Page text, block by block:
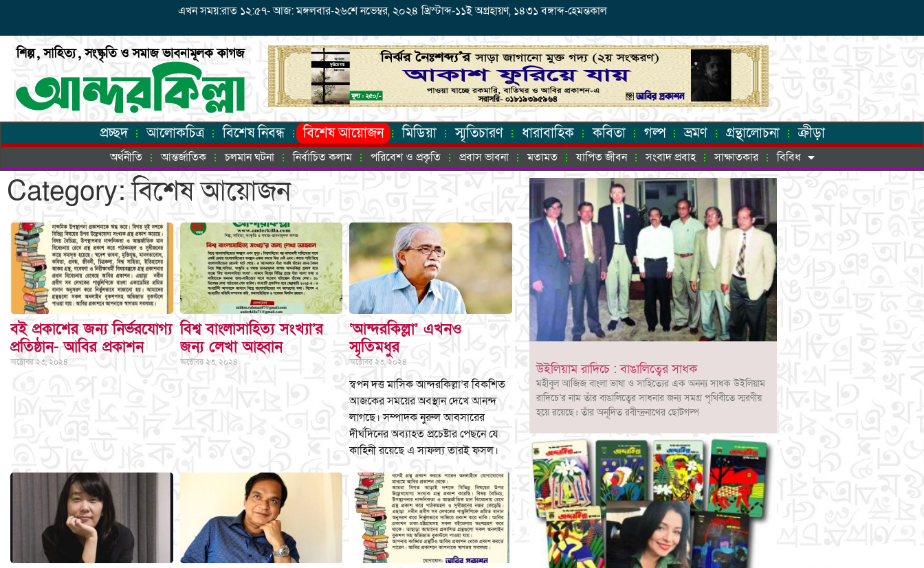
এখন সময়:রাত ১২:৫৭- আজ: মঙ্গলবার-২৬শে নভেম্বর, ২০২৪ খ্রিস্টাব্দ-১১ই অগ্রহায়ণ, ১৪৩১ বঙ্গাব্দ-হেমন্তকাল
প্রচ্ছদ আলোকচিত্র বিশেষ নিবন্ধ বিশেষ আয়োজন মিডিয়া স্মৃতিচারণ ধারাবাহিক কবিতা গল্প ভ্রমণ গ্রন্থালোচনা ক্রীড়া
অর্থনীতি আন্তর্জাতিক চলমান ঘটনা নির্বাচিত কলাম পরিবেশ ও প্রকৃতি প্রবাস ভাবনা মতামত যাপিত জীবন সংবাদ প্রবাহ সাক্ষাতকার বিবিধ
Category: বিশেষ আয়োজন
বই প্রকাশের জন্য নির্ভরযোগ্য
প্রতিষ্ঠান- আবির প্রকাশন
অক্টোবর ২৩, ২০২৪
বিশ্ব বাংলাসাহিত্য সংখ্যা’র
জন্য লেখা আহ্বান
অক্টোবর ২৩, ২০২৪
‘আন্দরকিল্লা’ এখনও
স্মৃতিমধুর
অক্টোবর ২৩, ২০২৪
স্বপন দত্ত মাসিক আন্দরকিল্লা’র বিকশিত
আজকের সময়ের অবস্থান দেখে আনন্দ
লাগছে। সম্পাদক নুরুল আবসারের
দীর্ঘদিনের অব্যাহত প্রচেষ্টার পেছনে যে
কাহিনী রয়েছে এ সাফল্য তারই ফসল।
উইলিয়াম রাদিচে : বাঙালিত্বের সাধক
মহীবুল আজিজ বাংলা ভাষা ও সাহিত্যের এক অনন্য সাধক উইলিয়াম
রাদিচে’র নাম তাঁর বাঙালিত্বের সাধনার জন্য সমগ্র পৃথিবীতে স্মরণীয়
হয়ে রয়েছে। তাঁর অনূদিত রবীন্দ্রনাথের ছোটগল্প